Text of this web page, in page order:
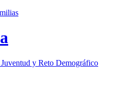
y Reto Demográfico